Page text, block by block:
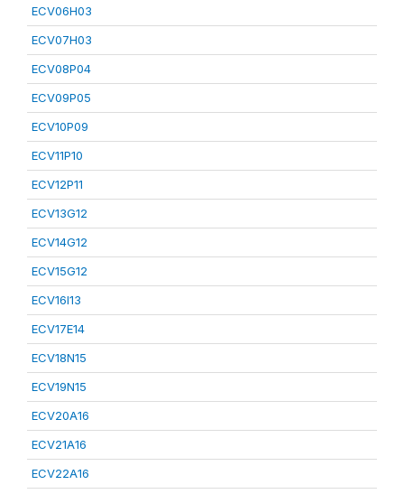
ECV06H03
ECV07H03
ECV08P04
ECV09P05
ECV10P09
ECV11P10
ECV12P11
ECV13G12
ECV14G12
ECV15G12
ECV16I13
ECV17E14
ECV18N15
ECV19N15
ECV20A16
ECV21A16
ECV22A16